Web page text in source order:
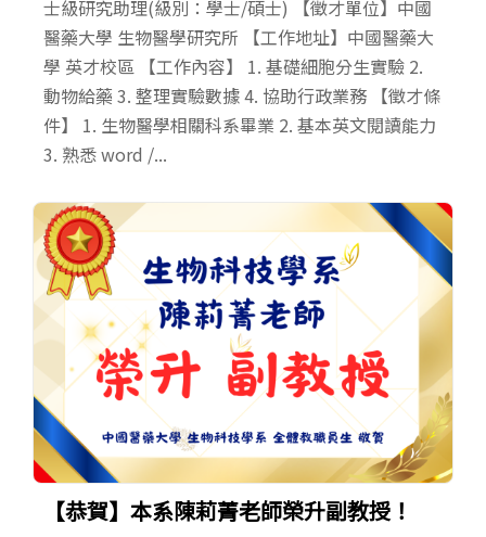
士級研究助理(級別：學士/碩士) 【徵才單位】中國
醫藥大學 生物醫學研究所 【工作地址】中國醫藥大
學 英才校區 【工作內容】 1. 基礎細胞分生實驗 2.
動物給藥 3. 整理實驗數據 4. 協助行政業務 【徵才條
件】 1. 生物醫學相關科系畢業 2. 基本英文閱讀能力
3. 熟悉 word /...
【恭賀】本系陳莉菁老師榮升副教授！